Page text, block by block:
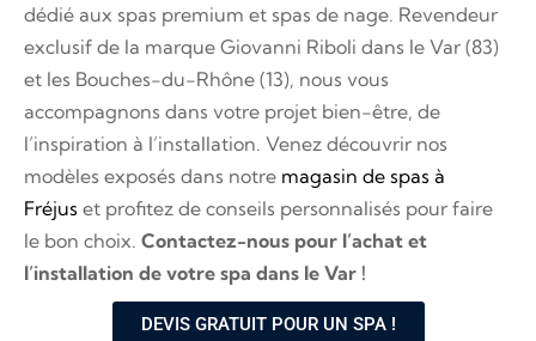
dédié aux spas premium et spas de nage. Revendeur
exclusif de la marque Giovanni Riboli dans le Var (83)
et les Bouches-du-Rhône (13), nous vous
accompagnons dans votre projet bien-être, de
l’inspiration à l’installation. Venez découvrir nos
modèles exposés dans notre magasin de spas à
Fréjus et profitez de conseils personnalisés pour faire
le bon choix. Contactez-nous pour l’achat et
l’installation de votre spa dans le Var !
DEVIS GRATUIT POUR UN SPA !